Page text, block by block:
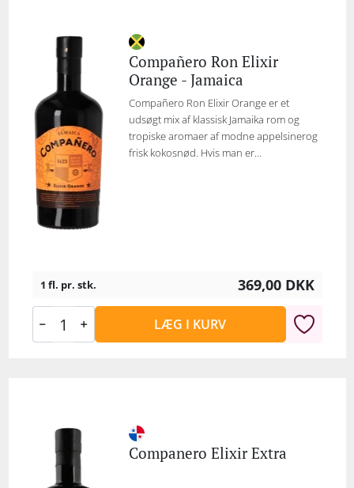
Compañero Ron Elixir
Orange - Jamaica
Compañero Ron Elixir Orange er et
udsøgt mix af klassisk Jamaika rom og
tropiske aromaer af modne appelsinerog
frisk kokosnød. Hvis man er...
1 fl. pr. stk. 369,00 DKK
LÆG I KURV
Companero Elixir Extra